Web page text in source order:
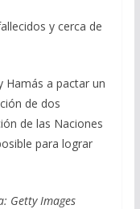
y cerca de
Hamás a pactar un
de dos
de las Naciones
para lograr
Getty Images